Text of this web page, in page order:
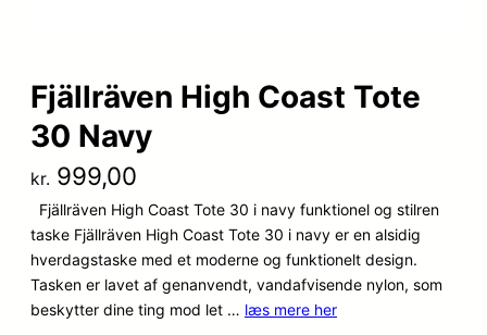
Fjällräven High Coast Tote
30 Navy
kr. 999,00
Fjällräven High Coast Tote 30 i navy funktionel og stilren
taske Fjällräven High Coast Tote 30 i navy er en alsidig
hverdagstaske med et moderne og funktionelt design.
Tasken er lavet af genanvendt, vandafvisende nylon, som
beskytter dine ting mod let … læs mere her